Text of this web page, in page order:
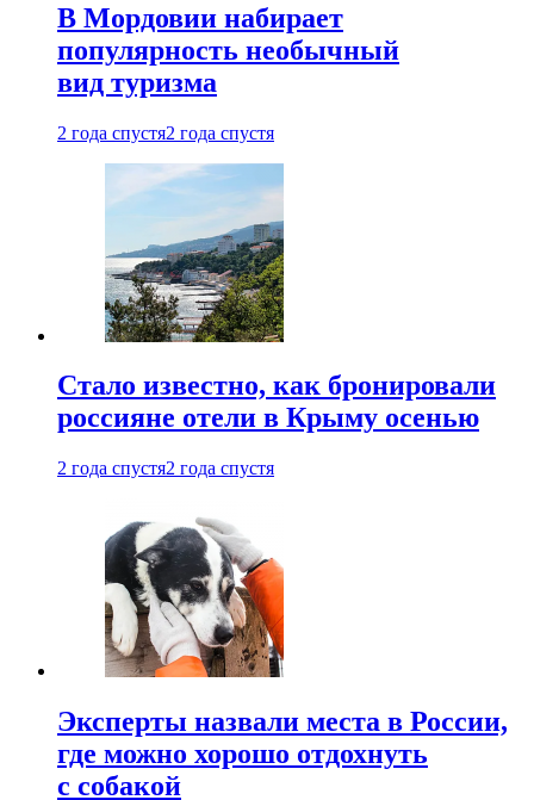
В Мордовии набирает
популярность необычный
вид туризма
2 года спустя2 года спустя
Стало известно, как бронировали
россияне отели в Крыму осенью
2 года спустя2 года спустя
Эксперты назвали места в России,
где можно хорошо отдохнуть
с собакой